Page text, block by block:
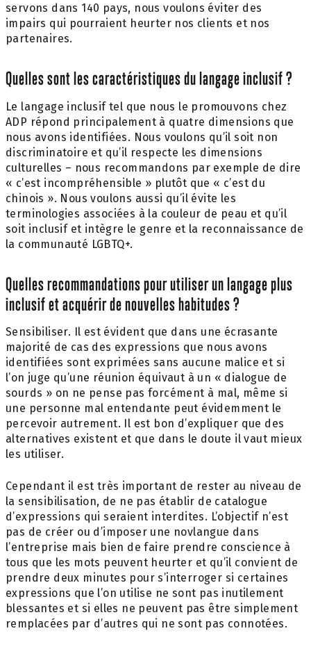
servons dans 140 pays, nous voulons éviter des
impairs qui pourraient heurter nos clients et nos
partenaires.
Quelles sont les caractéristiques du langage inclusif ?
Le langage inclusif tel que nous le promouvons chez
ADP répond principalement à quatre dimensions que
nous avons identifiées. Nous voulons qu’il soit non
discriminatoire et qu’il respecte les dimensions
culturelles – nous recommandons par exemple de dire
« c’est incompréhensible » plutôt que « c’est du
chinois ». Nous voulons aussi qu’il évite les
terminologies associées à la couleur de peau et qu’il
soit inclusif et intègre le genre et la reconnaissance de
la communauté LGBTQ+.
Quelles recommandations pour utiliser un langage plus
inclusif et acquérir de nouvelles habitudes ?
Sensibiliser. Il est évident que dans une écrasante
majorité de cas des expressions que nous avons
identifiées sont exprimées sans aucune malice et si
l’on juge qu’une réunion équivaut à un « dialogue de
sourds » on ne pense pas forcément à mal, même si
une personne mal entendante peut évidemment le
percevoir autrement. Il est bon d’expliquer que des
alternatives existent et que dans le doute il vaut mieux
les utiliser.
Cependant il est très important de rester au niveau de
la sensibilisation, de ne pas établir de catalogue
d’expressions qui seraient interdites. L’objectif n’est
pas de créer ou d’imposer une novlangue dans
l’entreprise mais bien de faire prendre conscience à
tous que les mots peuvent heurter et qu’il convient de
prendre deux minutes pour s’interroger si certaines
expressions que l’on utilise ne sont pas inutilement
blessantes et si elles ne peuvent pas être simplement
remplacées par d’autres qui ne sont pas connotées.